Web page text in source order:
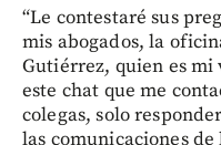
“Le contestaré sus
mis abogados, la
Gutiérrez, quien es mi
este chat que me
colegas, solo
las comunicaciones